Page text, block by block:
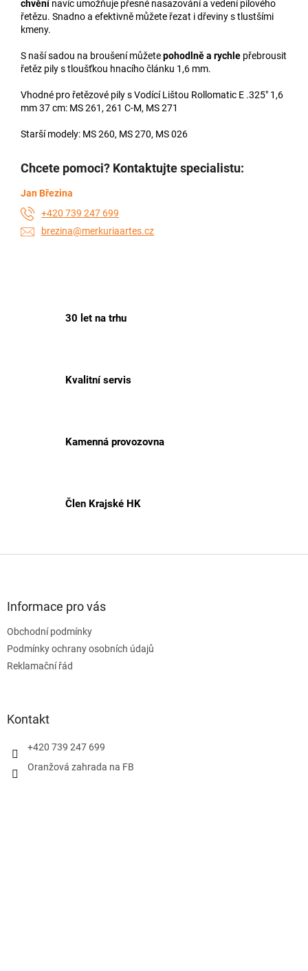
30 let na trhu
Kvalitní servis
Kamenná provozovna
Člen Krajské HK
chvění navíc umožňuje přesné nasazování a vedení pilového
řetězu. Snadno a efektivně můžete řezat i dřeviny s tlustšími
kmeny.
S naší sadou na broušení můžetepohodlně a rychle přebrousit
řetěz pily s tloušťkou hnacího článku 1,6 mm.
Vhodné pro řetězové pily s Vodící Lištou Rollomatic E .325" 1,6
mm 37 cm: MS 261, 261 C-M, MS 271
Starší modely: MS 260, MS 270, MS 026
Chcete pomoci? Kontaktujte specialistu:
Jan Březina
+420 739 247 699
brezina@merkuriaartes.cz
Informace pro vás
Obchodní podmínky
Podmínky ochrany osobních údajů
Reklamační řád
Kontakt
+420 739 247 699
Oranžová zahrada na FB